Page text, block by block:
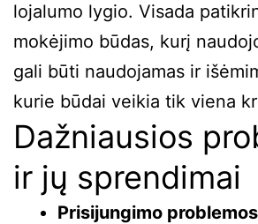
lojalumo lygio. Visada
mokėjimo būdas, kurį
gali būti naudojamas ir
kurie būdai veikia tik viena
Dažniausios
ir jų sprendimai
Prisijungimo problemos